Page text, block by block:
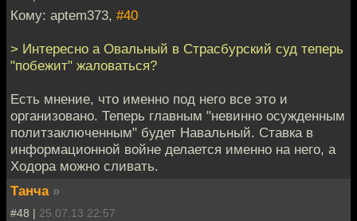
Кому: aptem373, #40
> Интересно а Овальный в Страсбурский суд теперь
"побежит" жаловаться?
Есть мнение, что именно под него все это и
организовано. Теперь главным "невинно осужденным
политзаключенным" будет Навальный. Ставка в
информационной войне делается именно на него, а
Ходора можно сливать.
Танча »
#48 | 25.07.13 22:57